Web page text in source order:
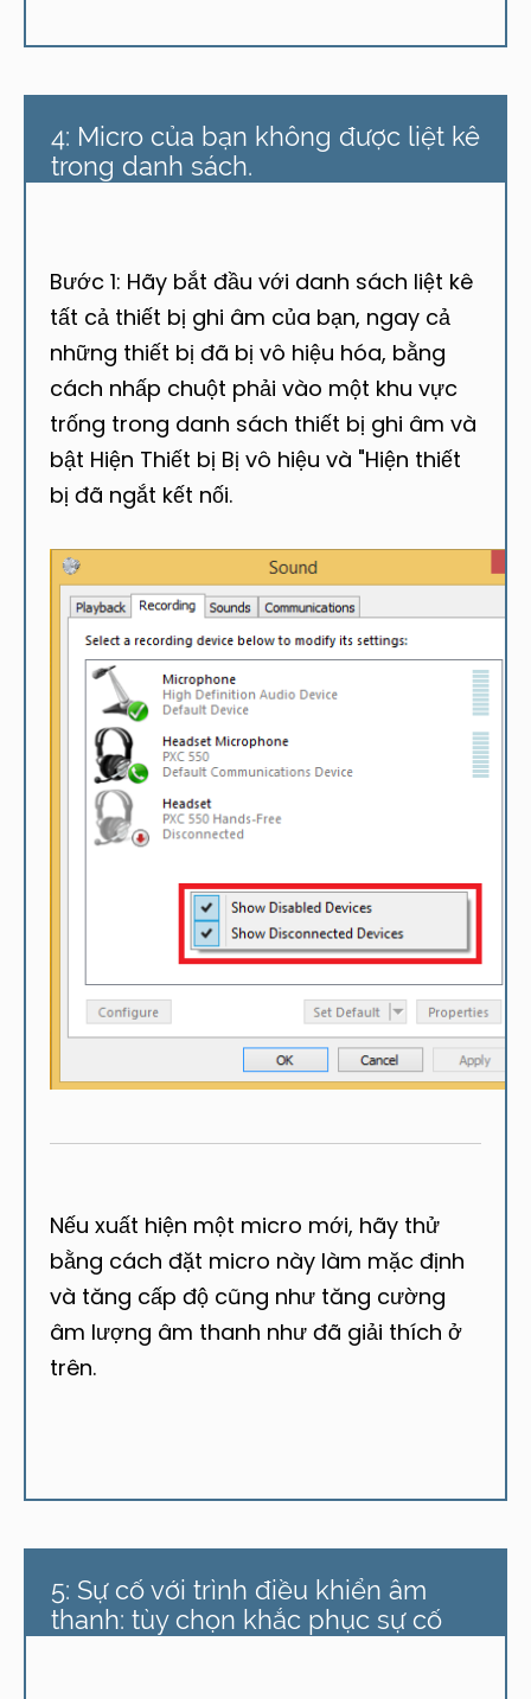
4: Micro của bạn không được liệt kê
trong danh sách.
Bước 1: Hãy bắt đầu với danh sách liệt kê
tất cả thiết bị ghi âm của bạn, ngay cả
những thiết bị đã bị vô hiệu hóa, bằng
cách nhấp chuột phải vào một khu vực
trống trong danh sách thiết bị ghi âm và
bật Hiện Thiết bị Bị vô hiệu và "Hiện thiết
bị đã ngắt kết nối.
Nếu xuất hiện một micro mới, hãy thử
bằng cách đặt micro này làm mặc định
và tăng cấp độ cũng như tăng cường
âm lượng âm thanh như đã giải thích ở
trên.
5: Sự cố với trình điều khiển âm
thanh: tùy chọn khắc phục sự cố